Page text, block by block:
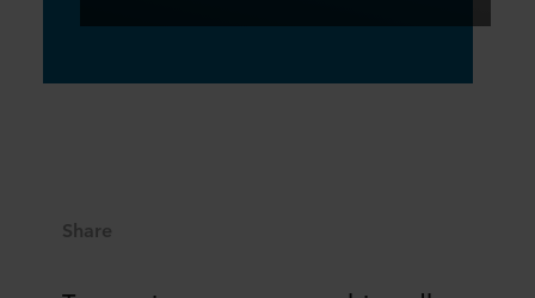
Share